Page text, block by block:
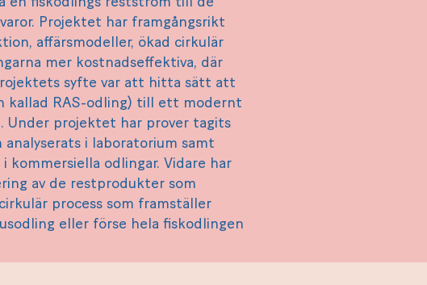
Projektet har framgångsrikt
affärsmodeller, ökad cirkulär
mer kostnadseffektiva, där
syfte var att hitta sätt att
kallad RAS-odling) till ett modernt
Under projektet har prover tagits
i laboratorium samt
odlingar. Vidare har
av de restprodukter som
process som framställer
eller förse hela fiskodlingen